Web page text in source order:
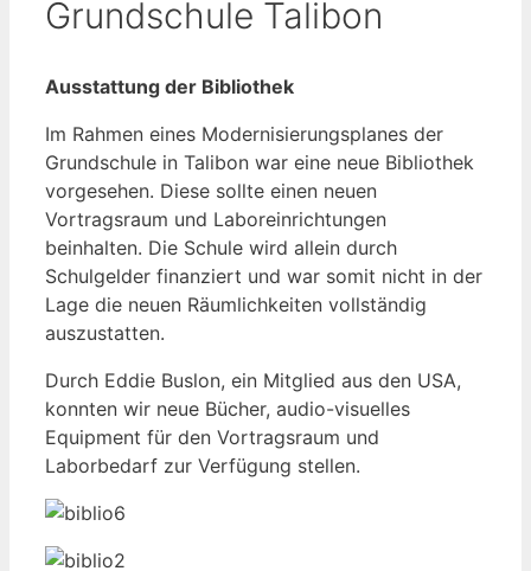
Grundschule Talibon
Ausstattung der Bibliothek
Im Rahmen eines Modernisierungsplanes der
Grundschule in Talibon war eine neue Bibliothek
vorgesehen. Diese sollte einen neuen
Vortragsraum und Laboreinrichtungen
beinhalten. Die Schule wird allein durch
Schulgelder finanziert und war somit nicht in der
Lage die neuen Räumlichkeiten vollständig
auszustatten.
Durch Eddie Buslon, ein Mitglied aus den USA,
konnten wir neue Bücher, audio-visuelles
Equipment für den Vortragsraum und
Laborbedarf zur Verfügung stellen.